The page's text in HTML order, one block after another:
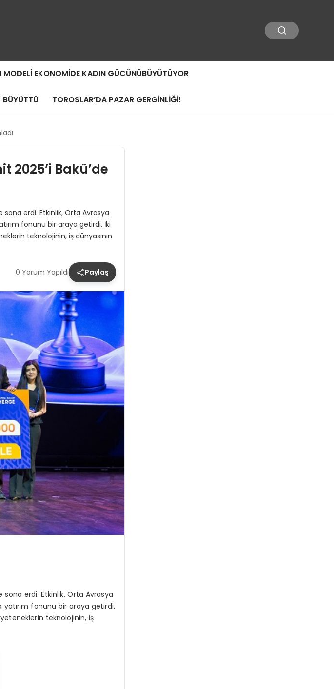
MODELI EKONOMIDE KADIN GÜCÜNÜBÜYÜTÜYOR
BÜYÜTTÜ TOROSLAR’DA PAZAR GERGİNLİĞİ!
2025’i Bakü’de
erdi. Etkinlik, Orta Avrasya
fonunu bir araya getirdi. İki
teknolojinin, iş dünyasının
0 Yorum Yapıldı Paylaş
sona erdi. Etkinlik, Orta Avrasya
yatırım fonunu bir araya getirdi.
teknolojinin, iş